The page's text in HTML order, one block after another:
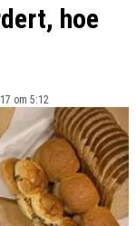
hoe
om 5:12